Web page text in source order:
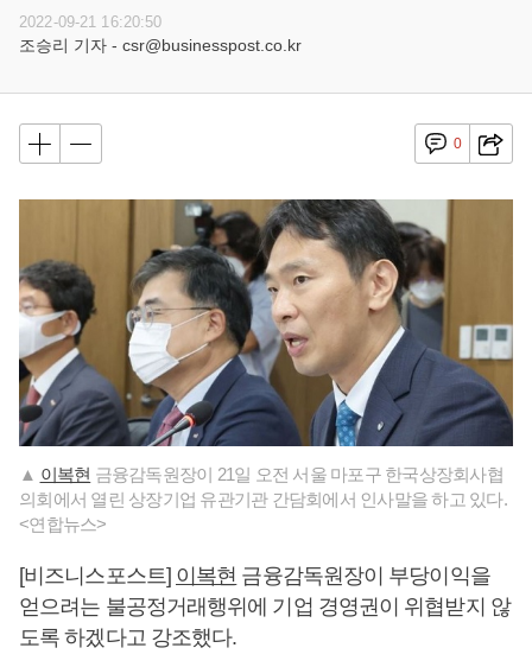
2022-09-21 16:20:50
조승리 기자 - csr@businesspost.co.kr
0
▲ 이복현 금융감독원장이 21일 오전 서울 마포구 한국상장회사협
의회에서 열린 상장기업 유관기관 간담회에서 인사말을 하고 있다.
<연합뉴스>
[비즈니스포스트] 이복현 금융감독원장이 부당이익을
얻으려는 불공정거래행위에 기업 경영권이 위협받지 않
도록 하겠다고 강조했다.